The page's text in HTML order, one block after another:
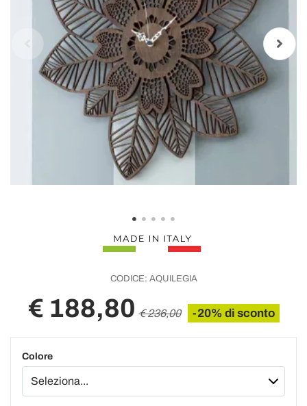
CODICE: AQUILEGIA
€ 188,80 € 236,00 -20% di sconto
Colore